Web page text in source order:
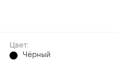
Цвет:
Чёрный